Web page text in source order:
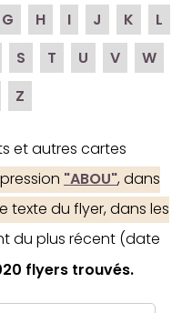
G H I J K
L
S T U V
W
Z
et autres cartes
"ABOU", dans
texte du flyer, dans les
du plus récent (date
flyers trouvés.